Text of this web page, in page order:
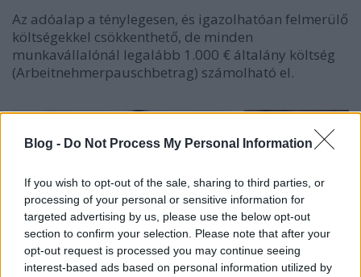
Blog - Do Not Process My Personal Information
If you wish to opt-out of the sale, sharing to third parties, or
processing of your personal or sensitive information for
targeted advertising by us, please use the below opt-out
section to confirm your selection. Please note that after your
opt-out request is processed you may continue seeing
interest-based ads based on personal information utilized by
Az adóalap a ténylegesen, és igazolhatóan felmerülő
költségekkel csökkenthető, de minden
munkavállalónál legalább 1.000 € általány költség
(Arbeitnehmerpauschbetrag) számolható el.